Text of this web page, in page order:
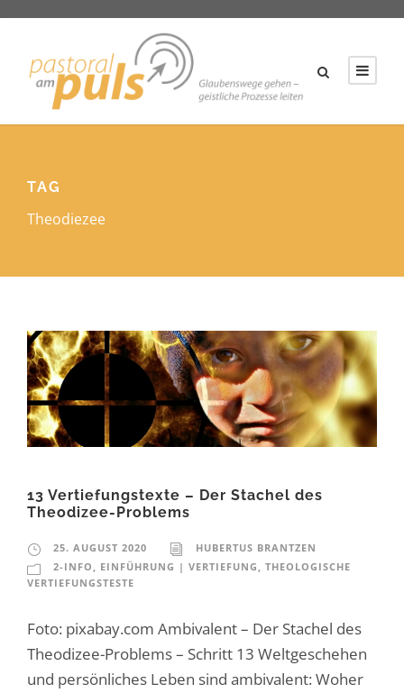
TAG
Theodiezee
13 Vertiefungstexte – Der Stachel des
Theodizee-Problems
25. AUGUST 2020
HUBERTUS BRANTZEN
2-INFO , EINFÜHRUNG | VERTIEFUNG , THEOLOGISCHE
VERTIEFUNGSTESTE
Foto: pixabay.com Ambivalent – Der Stachel des
Theodizee-Problems – Schritt 13 Weltgeschehen
und persönliches Leben sind ambivalent: Woher